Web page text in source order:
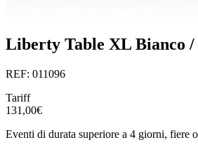
Liberty Table XL Bianco /
REF: 011096
Tariff
131,00€
Eventi di durata superiore a 4 giorni, fiere